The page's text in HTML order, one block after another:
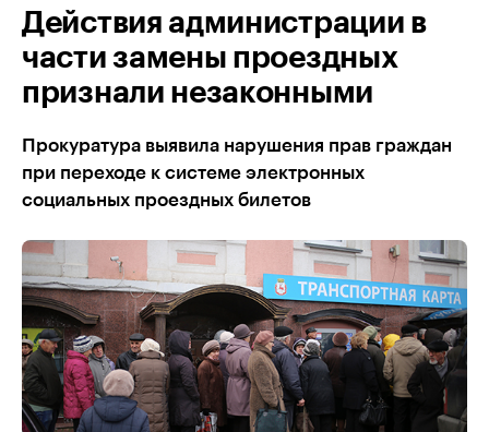
Действия администрации в
части замены проездных
признали незаконными
Прокуратура выявила нарушения прав граждан
при переходе к системе электронных
социальных проездных билетов